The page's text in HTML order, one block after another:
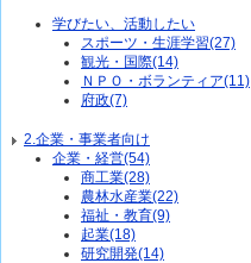
学びたい、活動したい
スポーツ・生涯学習(27)
観光・国際(14)
ＮＰＯ・ボランティア(11)
府政(7)
2.企業・事業者向け
企業・経営(54)
商工業(28)
農林水産業(22)
福祉・教育(9)
起業(18)
研究開発(14)